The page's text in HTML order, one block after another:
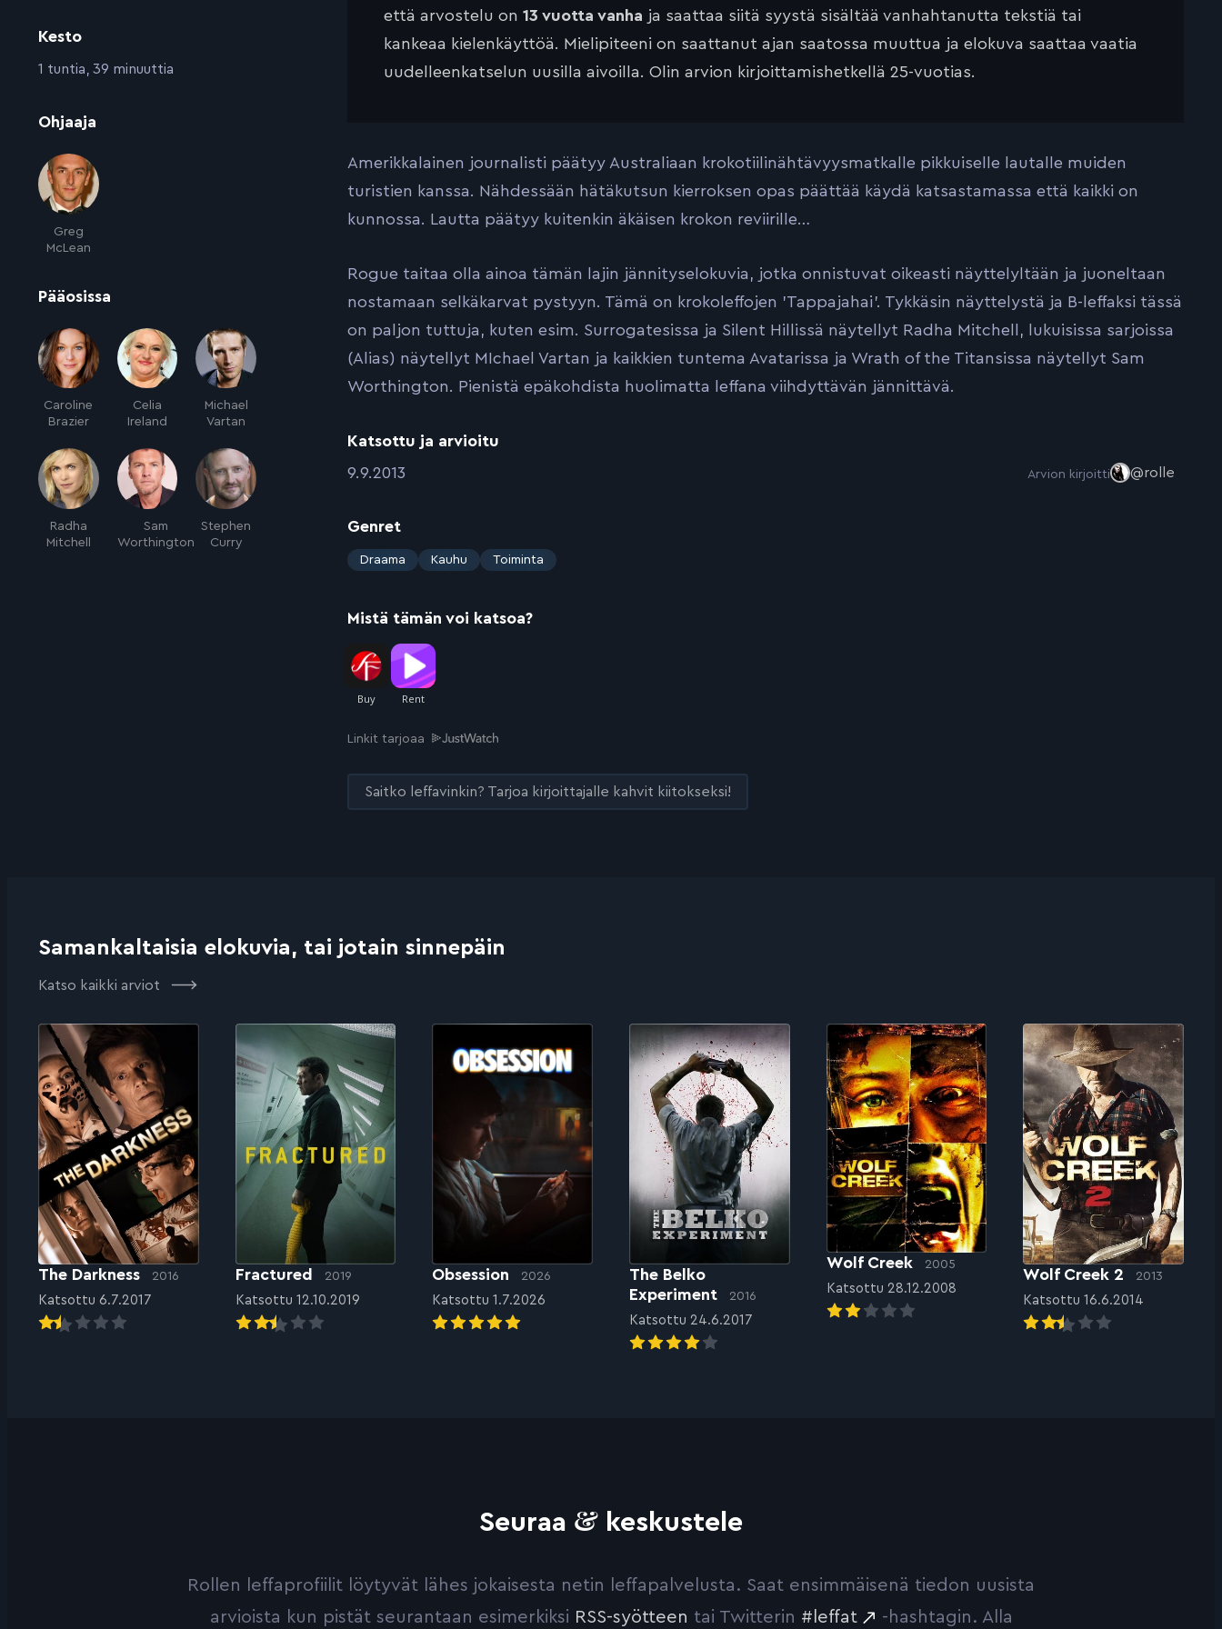
Kesto
:1 tuntia, 39 minuuttia
Ohjaaja
Greg
McLean
Pääosissa
Caroline
Brazier
Celia
Ireland
Michael
Vartan
Radha
Mitchell
Sam
Worthington
Stephen
Curry
että arvostelu on 13 vuotta vanha ja saattaa siitä syystä sisältää vanhahtanutta tekstiä tai
kankeaa kielenkäyttöä. Mielipiteeni on saattanut ajan saatossa muuttua ja elokuva saattaa vaatia
uudelleenkatselun uusilla aivoilla. Olin arvion kirjoittamishetkellä 25-vuotias.
Amerikkalainen journalisti päätyy Australiaan krokotiilinähtävyysmatkalle pikkuiselle lautalle muiden
turistien kanssa. Nähdessään hätäkutsun kierroksen opas päättää käydä katsastamassa että kaikki on
kunnossa. Lautta päätyy kuitenkin äkäisen krokon reviirille…
Rogue taitaa olla ainoa tämän lajin jännityselokuvia, jotka onnistuvat oikeasti näyttelyltään ja juoneltaan
nostamaan selkäkarvat pystyyn. Tämä on krokoleffojen ’Tappajahai’. Tykkäsin näyttelystä ja B-leffaksi tässä
on paljon tuttuja, kuten esim. Surrogatesissa ja Silent Hillissä näytellyt Radha Mitchell, lukuisissa sarjoissa
(Alias) näytellyt MIchael Vartan ja kaikkien tuntema Avatarissa ja Wrath of the Titansissa näytellyt Sam
Worthington. Pienistä epäkohdista huolimatta leffana viihdyttävän jännittävä.
Katsottu ja arvioitu
:9.9.2013 Arvion kirjoitti @rolle
Genret
:
Draama Kauhu Toiminta
Mistä tämän voi katsoa?
Linkit tarjoaa
Saitko leffavinkin? Tarjoa kirjoittajalle kahvit kiitokseksi!
Samankaltaisia elokuvia, tai jotain sinnepäin
Katso kaikki arviot
The Darkness 2016
Katsottu 6.7.2017
Fractured 2019
Katsottu 12.10.2019
Obsession 2026
Katsottu 1.7.2026
The Belko
Experiment
2016
Katsottu 24.6.2017
Wolf Creek 2005
Katsottu 28.12.2008
Wolf Creek 2 2013
Katsottu 16.6.2014
Seuraa & keskustele
Rollen leffaprofiilit löytyvät lähes jokaisesta netin leffapalvelusta. Saat ensimmäisenä tiedon uusista
arvioista kun pistät seurantaan esimerkiksi RSS-syötteen tai Twitterin #leffat -hashtagin. Alla